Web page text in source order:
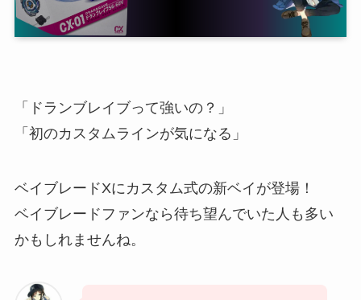
「ドランブレイブって強いの？」
「初のカスタムラインが気になる」
ベイブレードXにカスタム式の新ベイが登場！
ベイブレードファンなら待ち望んでいた人も多い
かもしれませんね。